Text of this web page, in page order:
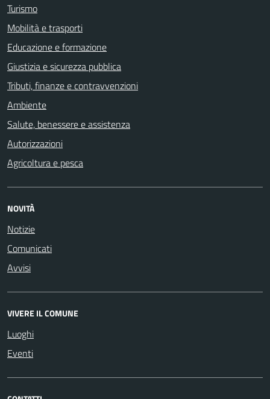
Turismo
Mobilità e trasporti
Educazione e formazione
Giustizia e sicurezza pubblica
Tributi, finanze e contravvenzioni
Ambiente
Salute, benessere e assistenza
Autorizzazioni
Agricoltura e pesca
NOVITÀ
Notizie
Comunicati
Avvisi
VIVERE IL COMUNE
Luoghi
Eventi